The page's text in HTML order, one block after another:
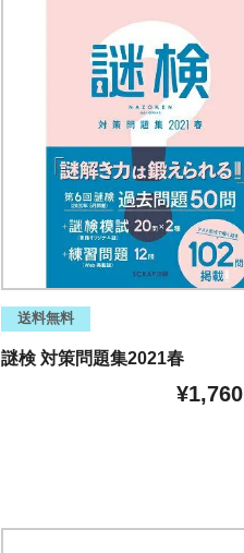
送料無料
謎検 対策問題集2021春
¥1,760